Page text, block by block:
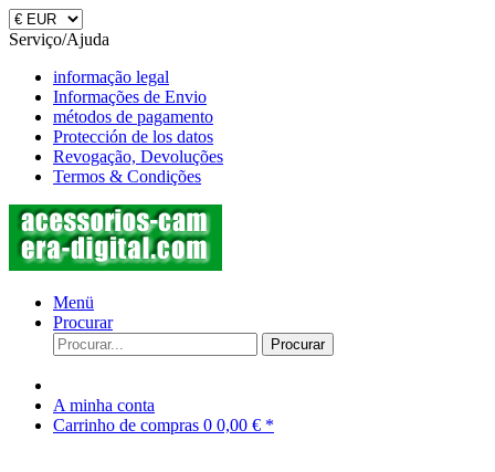
Serviço/Ajuda
informação legal
Informações de Envio
métodos de pagamento
Protección de los datos
Revogação, Devoluções
Termos & Condições
Menü
Procurar
Procurar
A minha conta
Carrinho de compras 0 0,00 € *